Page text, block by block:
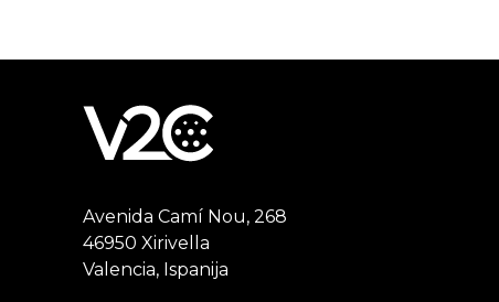
Avenida Camí Nou, 268
46950 Xirivella
Valencia, Ispanija